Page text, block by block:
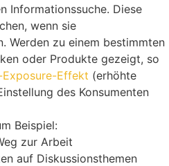
Informationssuche. Diese
wenn sie
Werden zu einem bestimmten
oder Produkte gezeigt, so
Exposure-Effekt (erhöhte
des Konsumenten
Beispiel:
zur Arbeit
auf Diskussionsthemen